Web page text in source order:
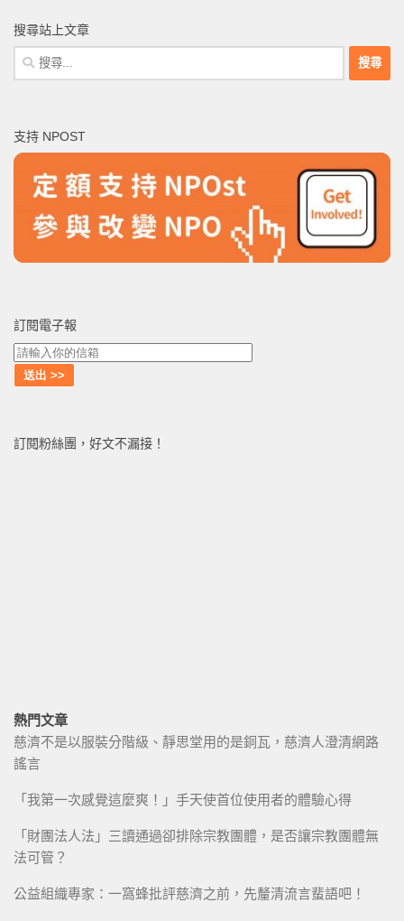
搜尋站上文章
搜
尋
字:
支持 NPOST
訂閱電子報
訂閱粉絲團，好文不漏接！
熱門文章
慈濟不是以服裝分階級、靜思堂用的是銅瓦，慈濟人澄清網路
謠言
「我第一次感覺這麼爽！」手天使首位使用者的體驗心得
「財團法人法」三讀通過卻排除宗教團體，是否讓宗教團體無
法可管？
公益組織專家：一窩蜂批評慈濟之前，先釐清流言蜚語吧！